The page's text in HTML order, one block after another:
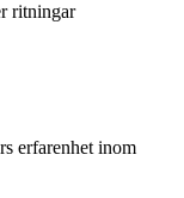
ritningar
erfarenhet inom